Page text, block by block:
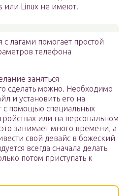
или Linux не имеют.
с лагами помогает простой
телефона
заняться
сделать можно. Необходимо
и установить его на
помощью специальных
или на персональном
занимает много времени, а
свой девайс в божеский
всегда сначала делать
потом приступать к